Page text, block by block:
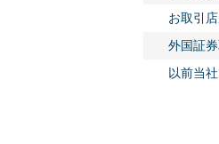
お取引
外国証
以前当